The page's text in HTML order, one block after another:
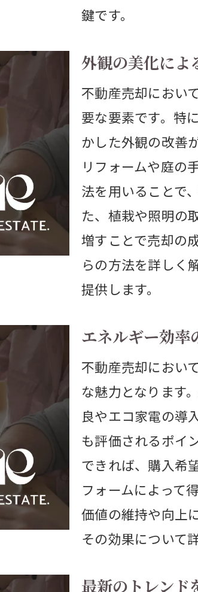
都市近隣性を意識した室内配置
元の素材を使用したリフォーム
域住民の声を反映したリフォー
地域文化を取り入れたデザインの
利便性を活かした伊丹市の不
通アクセスの良さを強調する方
辺施設の魅力を引き出す広告展
便性が高い物件のリノベーショ
通網を活かした資産価値の向上
移動手段へのアクセスを改善する
で購入者を魅了するリフォー
一印象を左右するエントランス
リビングスペースの使い勝手を向
ッチン&バスルームのリフォー
供部屋とホームオフィスの最適
ルコニーや庭を活かしたアウト
ットフレンドリーなリフォーム
売却で失敗しないためのリフ
予算オーバーを避けるための計画
門家の意見を取り入れる重要性
鍵です。
外観の美化によ
不動産売却におい
要な要素です。特
かした外観の改善
リフォームや庭の
法を用いることで
た、植栽や照明の
増すことで売却の
らの方法を詳しく
提供します。
エネルギー効率
不動産売却におい
な魅力となります
良やエコ家電の導
も評価されるポイ
できれば、購入希
フォームによって
価値の維持や向上
その効果について
最新のトレンド